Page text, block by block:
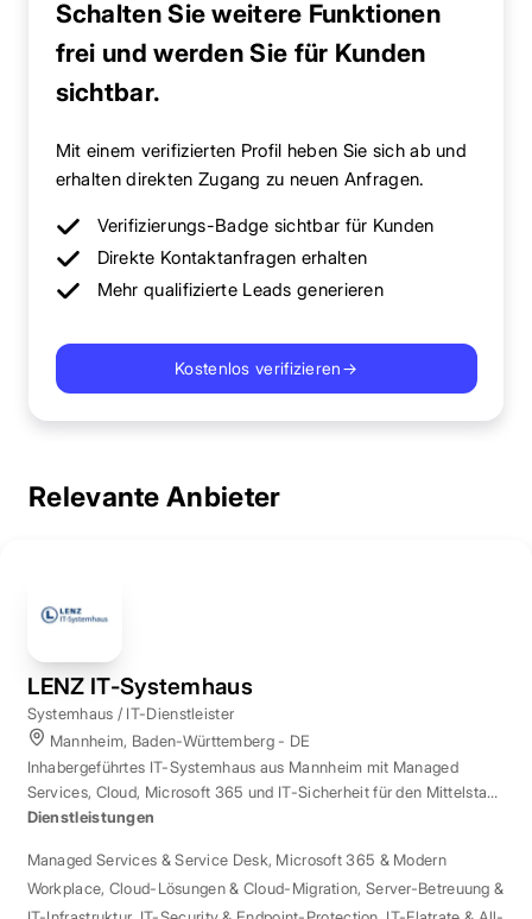
Schalten Sie weitere Funktionen
frei und werden Sie für Kunden
sichtbar.
Mit einem verifizierten Profil heben Sie sich ab und
erhalten direkten Zugang zu neuen Anfragen.
Verifizierungs-Badge sichtbar für Kunden
Direkte Kontaktanfragen erhalten
Mehr qualifizierte Leads generieren
Kostenlos verifizieren→
Relevante Anbieter
LENZ IT-Systemhaus
Systemhaus / IT-Dienstleister
Mannheim, Baden-Württemberg - DE
Inhabergeführtes IT-Systemhaus aus Mannheim mit Managed
Services, Cloud, Microsoft 365 und IT-Sicherheit für den Mittelstand
der Region Rhein-Neckar.
Dienstleistungen
Managed Services & Service Desk, Microsoft 365 & Modern
Workplace, Cloud-Lösungen & Cloud-Migration, Server-Betreuung &